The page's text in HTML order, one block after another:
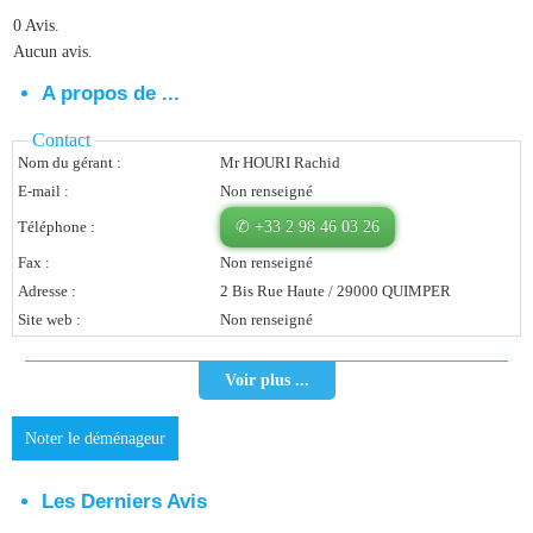
Vous Êtes Une Société
Comment Ça Marche ?
Quels Bénéfices Pour Ma Société ?
Témoignages Adhérents
Comment S’inscrire ?
Contact
0 Avis.
Aucun avis.
A propos de ...
Contact
Nom du gérant :
Mr HOURI Rachid
E-mail :
Non renseigné
Téléphone :
✆ +33 2 98 46 03 26
Fax :
Non renseigné
Adresse :
2 Bis Rue Haute / 29000 QUIMPER
Site web :
Non renseigné
Voir plus ...
Noter le déménageur
Les Derniers Avis